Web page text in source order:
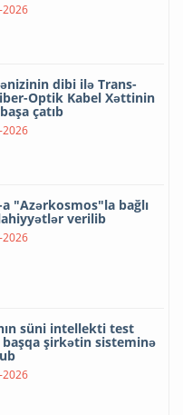
2026
dibi ilə Trans-
Optik Kabel Xəttinin
çatıb
2026
a "Azərkosmos"la bağlı
verilib
2026
süni intellekti test
başqa şirkətin sisteminə
2026